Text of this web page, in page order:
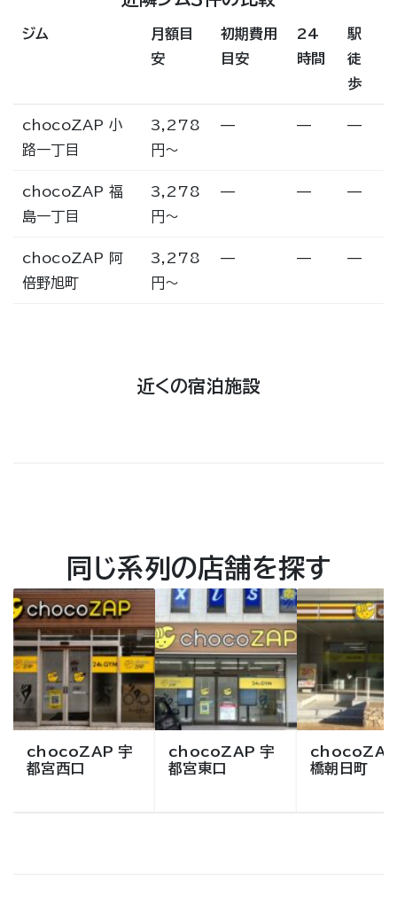
ジム
月額目
安
初期費用
目安
24
時間
駅
徒
歩
chocoZAP 小
路一丁目
3,278
円〜
— — —
chocoZAP 福
島一丁目
3,278
円〜
— — —
chocoZAP 阿
倍野旭町
3,278
円〜
— — —
近くの宿泊施設
同じ系列の店舗を探す
chocoZAP 宇
都宮西口
chocoZAP 宇
都宮東口
chocoZAP
橋朝日町